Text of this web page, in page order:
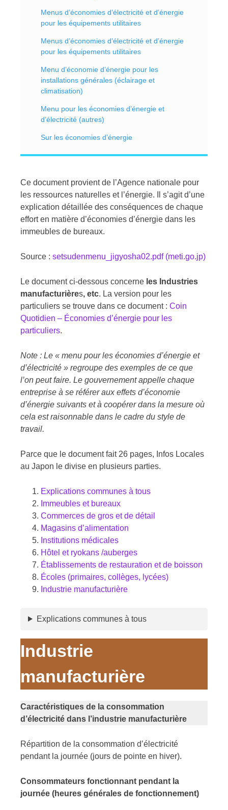
Menus d’économies d’électricité et d’énergie
pour les équipements utilitaires
Menus d’économies d’électricité et d’énergie
pour les équipements utilitaires
Menu d’économie d’énergie pour les
installations générales (éclairage et
climatisation)
Menu pour les économies d’énergie et
d’électricité (autres)
Sur les économies d’énergie
Ce document provient de l’Agence nationale pour
les ressources naturelles et l’énergie. Il s’agit d’une
explication détaillée des conséquences de chaque
effort en matière d’économies d’énergie dans les
immeubles de bureaux.
Source : setsudenmenu_jigyosha02.pdf (meti.go.jp)
Le document ci-dessous concerne les Industries
manufacturières, etc. La version pour les
particuliers se trouve dans ce document : Coin
Quotidien – Économies d’énergie pour les
particuliers.
Note : Le « menu pour les économies d’énergie et
d’électricité » regroupe des exemples de ce que
l’on peut faire. Le gouvernement appelle chaque
entreprise à se référer aux effets d’économie
d’énergie suivants et à coopérer dans la mesure où
cela est raisonnable dans le cadre du style de
travail.
Parce que le document fait 26 pages, Infos Locales
au Japon le divise en plusieurs parties.
Explications communes à tous
Immeubles et bureaux
Commerces de gros et de détail
Magasins d’alimentation
Institutions médicales
Hôtel et ryokans /auberges
Établissements de restauration et de boisson
Écoles (primaires, collèges, lycées)
Industrie manufacturière
Explications communes à tous
Industrie
manufacturière
Caractéristiques de la consommation
d’électricité dans l’industrie manufacturière
Répartition de la consommation d’électricité
pendant la journée (jours de pointe en hiver).
Consommateurs fonctionnant pendant la
journée (heures générales de fonctionnement)